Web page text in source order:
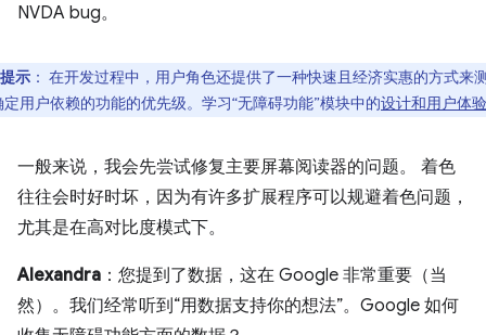
NVDA bug。
提示 ： 在开发过程中，用户角色还提供了一种快速且经济实惠的方式来
定用户依赖的功能的优先级。学习“无障碍功能”模块中的设计和用户体验
一般来说，我会先尝试修复主要屏幕阅读器的问题。 着色
往往会时好时坏，因为有许多扩展程序可以规避着色问题，
尤其是在高对比度模式下。
Alexandra ：您提到了数据，这在 Google 非常重要（当
然）。我们经常听到“用数据支持你的想法”。Google 如何